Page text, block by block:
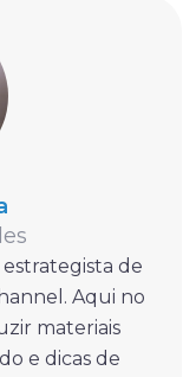
de
Aqui no
materiais
e dicas de